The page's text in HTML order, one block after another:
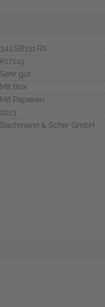
342.SB131.RX
K17119
Sehr gut
Mit Box
Mit Papieren
2013
Bachmann & Scher GmbH